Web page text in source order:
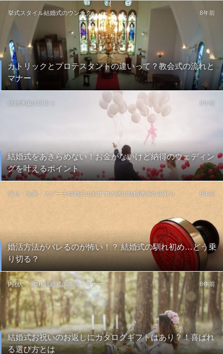
カトリックとプロテスタントの違いって？教会式の流れと
マナー
挙式スタイル結婚式のウンチク 8年前
結婚式をあきらめない！お金がないけど納得のウェディン
グを叶えるポイント
結婚準備の段取り 8年前
婚活方法がバレるのが怖い！？ 結婚式の馴れ初め…どう乗
り切る？
受付・余興・スピーチ結婚式のおすすめ演出結婚準備の段取り 8年前
結婚式お祝いのお返しにカタログギフトはあり？！喜ばれ
る選び方とは
内祝い・御礼結婚式の常識・マナー 8年前